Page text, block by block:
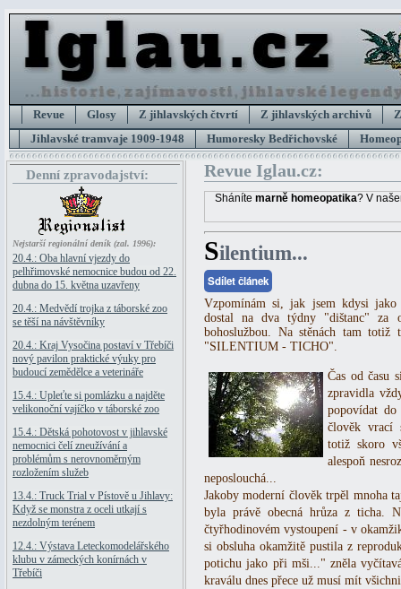
Revue Glosy Z jihlavských čtvrtí Z jihlavských archivů
Jihlavské tramvaje 1909-1948
Humoresky Bedřichovské
Denní zpravodajství:
Nejstarší regionální deník (zal. 1996):
20.4.: Oba hlavní vjezdy do
pelhřimovské nemocnice budou od 22.
dubna do 15. května uzavřeny
20.4.: Medvědí trojka z táborské zoo
se těší na návštěvníky
20.4.: Kraj Vysočina postaví v Třebíči
nový pavilon praktické výuky pro
budoucí zemědělce a veterináře
15.4.: Upleťte si pomlázku a najděte
velikonoční vajíčko v táborské zoo
15.4.: Dětská pohotovost v jihlavské
nemocnici čelí zneužívání a
problémům s nerovnoměrným
rozložením služeb
13.4.: Truck Trial v Pístově u Jihlavy:
Když se monstra z oceli utkají s
nezdolným terénem
12.4.: Výstava Leteckomodelářského
klubu v zámeckých konírnách v
Třebíči
Revue Iglau.cz:
Sháníte marně homeopatika? V
Silentium...
Sdílet článek
Vzpomínám si, jak jsem kdysi jako
dostal na dva týdny "dištanc" za
bohoslužbou. Na stěnách tam totiž
"SILENTIUM - TICHO".
Čas od času
zpravidla
popovídat
člověk vrací
totiž skoro
alespoň
neposlouchá...
Jakoby moderní člověk trpěl mnoha
byla právě obecná hrůza z ticha.
čtyřhodinovém vystoupení - v
si obsluha okamžitě pustila z
potichu jako při mši..." zněla
kraválu dnes přece už musí mít